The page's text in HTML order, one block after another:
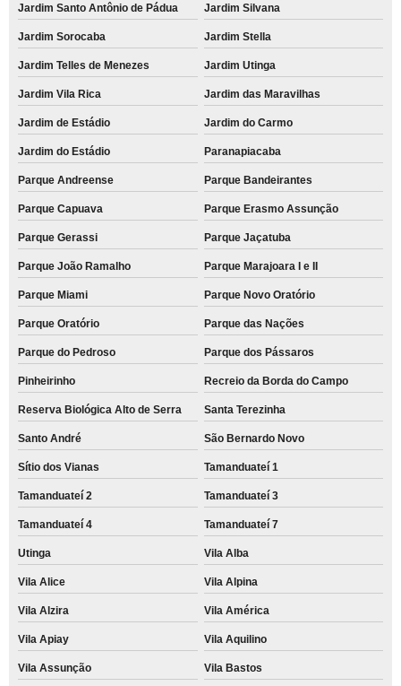
Jardim Santo Antônio de Pádua Jardim Silvana
Jardim Sorocaba Jardim Stella
Jardim Telles de Menezes Jardim Utinga
Jardim Vila Rica Jardim das Maravilhas
Jardim de Estádio Jardim do Carmo
Jardim do Estádio Paranapiacaba
Parque Andreense Parque Bandeirantes
Parque Capuava Parque Erasmo Assunção
Parque Gerassi Parque Jaçatuba
Parque João Ramalho Parque Marajoara I e II
Parque Miami Parque Novo Oratório
Parque Oratório Parque das Nações
Parque do Pedroso Parque dos Pássaros
Pinheirinho Recreio da Borda do Campo
Reserva Biológica Alto de Serra Santa Terezinha
Santo André São Bernardo Novo
Sítio dos Vianas Tamanduateí 1
Tamanduateí 2 Tamanduateí 3
Tamanduateí 4 Tamanduateí 7
Utinga Vila Alba
Vila Alice Vila Alpina
Vila Alzira Vila América
Vila Apiay Vila Aquilino
Vila Assunção Vila Bastos